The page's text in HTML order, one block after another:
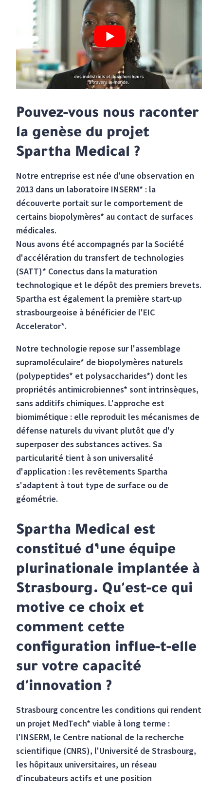
Pouvez-vous nous raconter
la genèse du projet
Spartha Medical ?
Notre entreprise est née d'une observation en
2013 dans un laboratoire INSERM* : la
découverte portait sur le comportement de
certains biopolymères* au contact de surfaces
médicales.
Nous avons été accompagnés par la Société
d'accélération du transfert de technologies
(SATT)* Conectus dans la maturation
technologique et le dépôt des premiers brevets.
Spartha est également la première start-up
strasbourgeoise à bénéficier de l'EIC
Accelerator*.
Notre technologie repose sur l'assemblage
supramoléculaire* de biopolymères naturels
(polypeptides* et polysaccharides*) dont les
propriétés antimicrobiennes* sont intrinsèques,
sans additifs chimiques. L'approche est
biomimétique : elle reproduit les mécanismes de
défense naturels du vivant plutôt que d'y
superposer des substances actives. Sa
particularité tient à son universalité
d'application : les revêtements Spartha
s'adaptent à tout type de surface ou de
géométrie.
Spartha Medical est
constitué d’une équipe
plurinationale implantée à
Strasbourg. Qu'est-ce qui
motive ce choix et
comment cette
configuration influe-t-elle
sur votre capacité
d'innovation ?
Strasbourg concentre les conditions qui rendent
un projet MedTech* viable à long terme :
l'INSERM, le Centre national de la recherche
scientifique (CNRS), l'Université de Strasbourg,
les hôpitaux universitaires, un réseau
d'incubateurs actifs et une position